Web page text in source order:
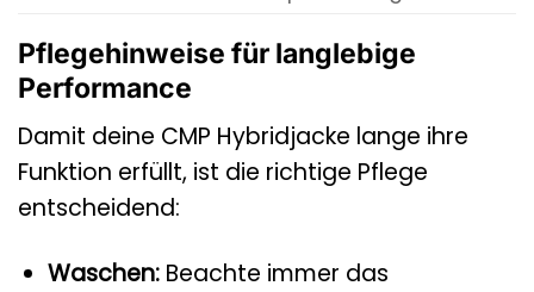
Pflegehinweise für langlebige
Performance
Damit deine CMP Hybridjacke lange ihre
Funktion erfüllt, ist die richtige Pflege
entscheidend:
Waschen:Beachte immer das